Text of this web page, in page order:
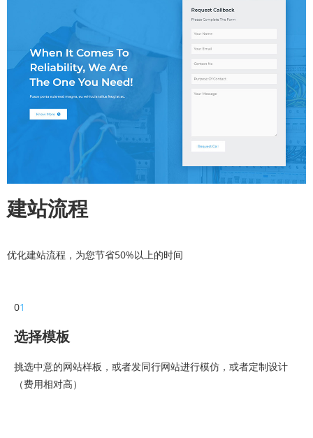
建站流程
优化建站流程，为您节省50%以上的时间
01
选择模板
挑选中意的网站样板，或者发同行网站进行模仿，或者定制设计
（费用相对高）